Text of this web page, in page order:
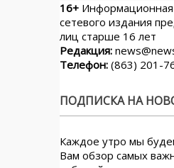
16+
сетевого издания
лиц старше 16 лет
Редакция:
Телефон: (863) 201-
ПОДПИСКА НА
Каждое утро мы
Вам обзор самых